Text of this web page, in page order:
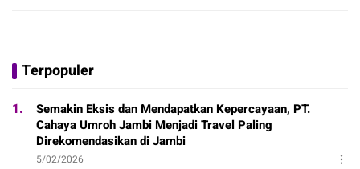
Terpopuler
1.
Semakin Eksis dan Mendapatkan Kepercayaan, PT.
Cahaya Umroh Jambi Menjadi Travel Paling
Direkomendasikan di Jambi
5/02/2026